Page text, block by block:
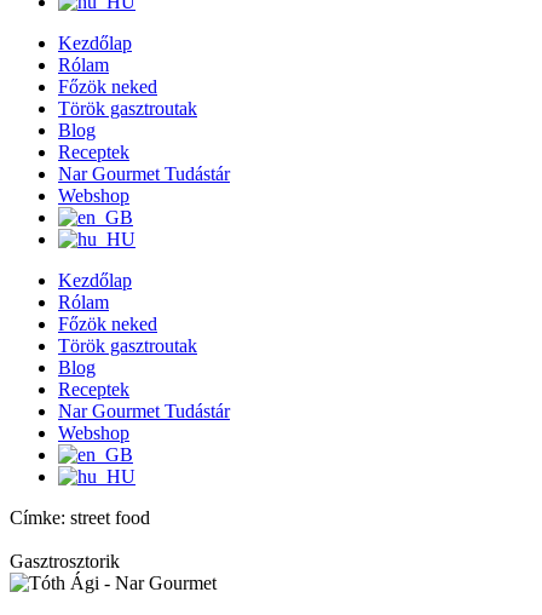
Kezdőlap
Rólam
Főzök neked
Török gasztroutak
Blog
Receptek
Nar Gourmet Tudástár
Webshop
Kezdőlap
Rólam
Főzök neked
Török gasztroutak
Blog
Receptek
Nar Gourmet Tudástár
Webshop
Címke: street food
Gasztrosztorik